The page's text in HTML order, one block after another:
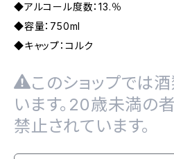
◆アルコール度数：13.％
◆容量：750ml
◆キャップ：コルク
このショップでは
います。20歳未満の
禁止されています。